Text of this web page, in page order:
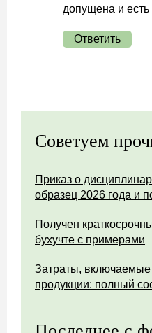
допущена и
Ответить
Советуем
Приказ о
образец 2026 года и
Получен
бухучте с примерами
Затраты, включаемые
продукции: полный